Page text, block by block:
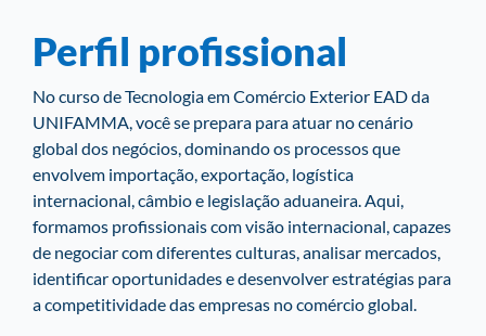
Perfil profissional
No curso de Tecnologia em Comércio Exterior EAD da
UNIFAMMA, você se prepara para atuar no cenário
global dos negócios, dominando os processos que
envolvem importação, exportação, logística
internacional, câmbio e legislação aduaneira. Aqui,
formamos profissionais com visão internacional, capazes
de negociar com diferentes culturas, analisar mercados,
identificar oportunidades e desenvolver estratégias para
a competitividade das empresas no comércio global.